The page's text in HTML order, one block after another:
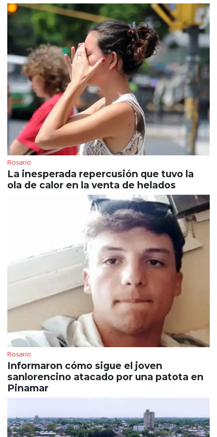
Rosario
La inesperada repercusión que tuvo la
ola de calor en la venta de helados
Rosario
Informaron cómo sigue el joven
sanlorencino atacado por una patota en
Pinamar